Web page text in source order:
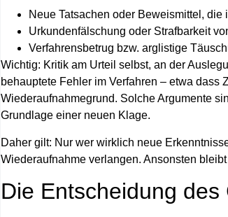
Neue Tatsachen oder Beweismittel , die
Urkundenfälschung oder Strafbarkeit
Verfahrensbetrug bzw. arglistige
Wichtig: Kritik am Urteil selbst, an der
behauptete Fehler im Verfahren – etwa
Wiederaufnahmegrund. Solche Argumente
Grundlage einer neuen Klage.
Daher gilt: Nur wer wirklich neue
Wiederaufnahme verlangen. Ansonsten
Die Entscheidung des